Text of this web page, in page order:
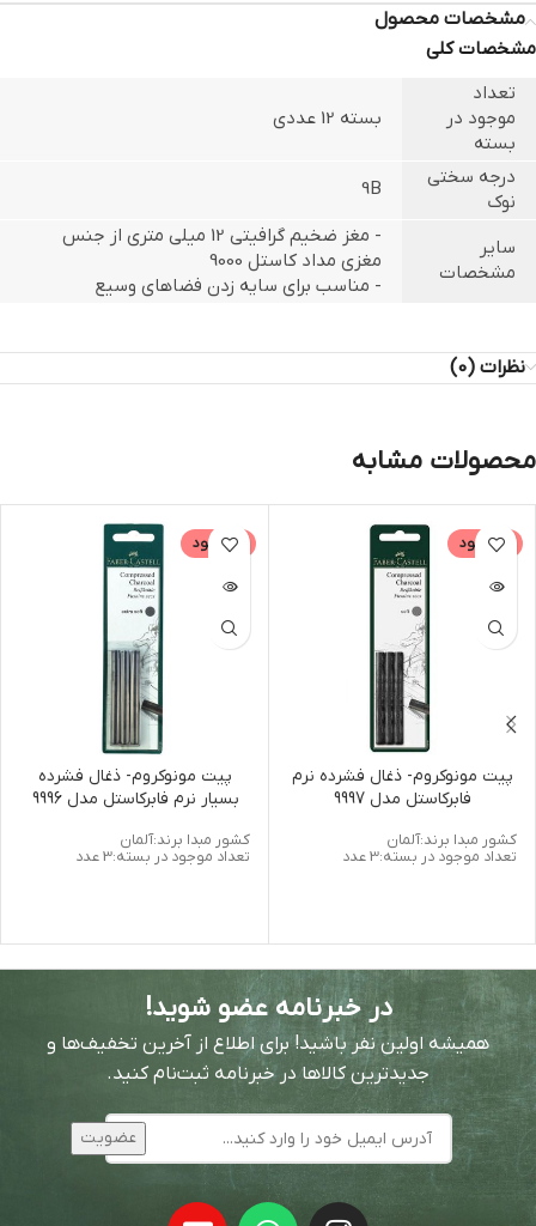
مشخصات محصول
مشخصات کلی
تعداد
موجود در
بسته
بسته 12 عددی
درجه سختی
نوک
9B
سایر
مشخصات
- مغز ضخیم گرافیتی 12 میلی متری از جنس
مغزی مداد کاستل 9000
- مناسب برای سایه زدن فضاهای وسیع
نظرات (0)
محصولات مشابه
ناموجود
پیت مونوکروم- ذغال فشرده نرم
فابرکاستل مدل 9997
کشور مبدا برند:آلمان
تعداد موجود در بسته:3 عدد
ناموجود
پیت مونوکروم- ذغال فشرده
بسیار نرم فابرکاستل مدل 9996
کشور مبدا برند:آلمان
تعداد موجود در بسته:3 عدد
در خبرنامه عضو شوید!
همیشه اولین نفر باشید! برای اطلاع از آخرین تخفیف‌ها و
جدیدترین کالاها در خبرنامه ثبت‌نام کنید.